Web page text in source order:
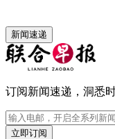
新闻速递
订阅新闻速递，洞悉时
立即订阅